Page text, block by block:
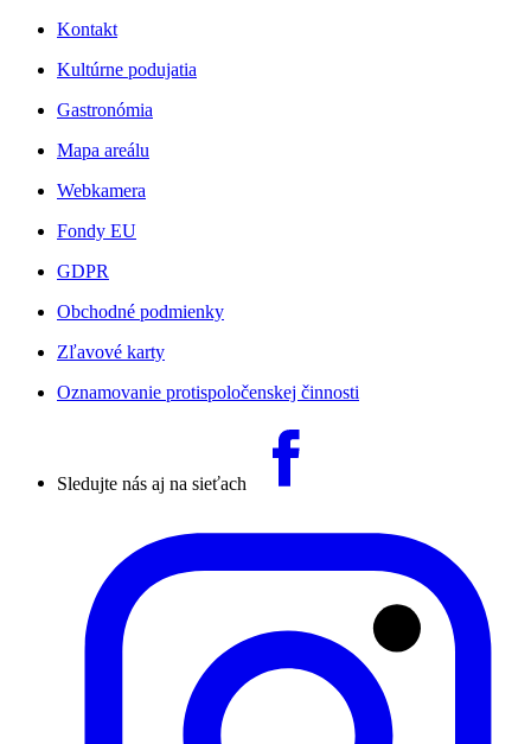
Kontakt
Kultúrne podujatia
Gastronómia
Mapa areálu
Webkamera
Fondy EU
GDPR
Obchodné podmienky
Zľavové karty
Oznamovanie protispoločenskej činnosti
Sledujte nás aj na sieťach